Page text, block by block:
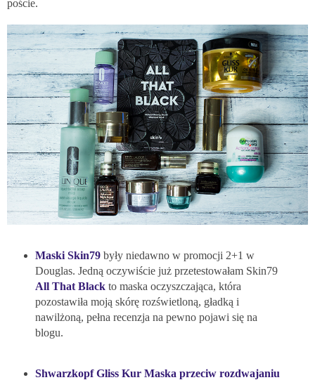
poście.
Maski Skin79były niedawno w promocji 2+1 w
Douglas. Jedną oczywiście już przetestowałam Skin79
All That Blackto maska oczyszczająca, która
pozostawiła moją skórę rozświetloną, gładką i
nawilżoną, pełna recenzja na pewno pojawi się na
blogu.
Shwarzkopf Gliss Kur Maska przeciw rozdwajaniu